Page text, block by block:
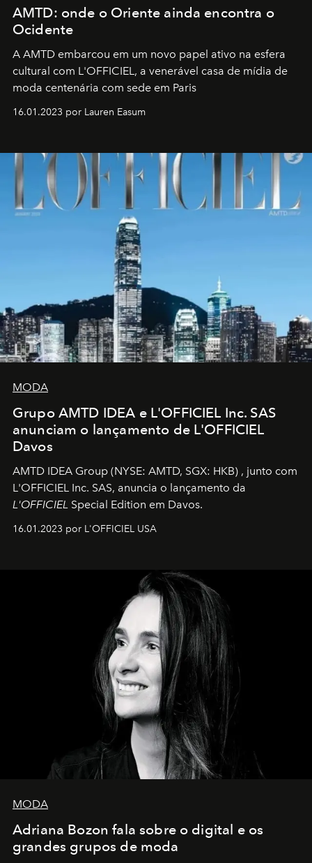
AMTD: onde o Oriente ainda encontra o
Ocidente
A AMTD embarcou em um novo papel ativo na esfera
cultural com L'OFFICIEL, a venerável casa de mídia de
moda centenária com sede em Paris
16.01.2023 por Lauren Easum
MODA
Grupo AMTD IDEA e L'OFFICIEL Inc. SAS
anunciam o lançamento de L'OFFICIEL
Davos
AMTD IDEA Group (NYSE: AMTD, SGX: HKB) , junto com
L'OFFICIEL Inc. SAS, anuncia o lançamento da
L'OFFICIEL Special Edition em Davos.
16.01.2023 por L'OFFICIEL USA
MODA
Adriana Bozon fala sobre o digital e os
grandes grupos de moda